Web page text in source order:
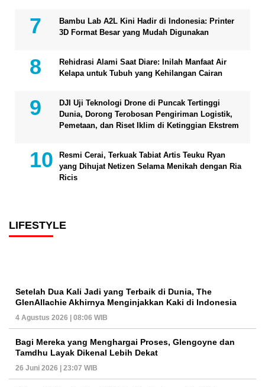
Bambu Lab A2L Kini Hadir di Indonesia: Printer
3D Format Besar yang Mudah Digunakan
Rehidrasi Alami Saat Diare: Inilah Manfaat Air
Kelapa untuk Tubuh yang Kehilangan Cairan
DJI Uji Teknologi Drone di Puncak Tertinggi
Dunia, Dorong Terobosan Pengiriman Logistik,
Pemetaan, dan Riset Iklim di Ketinggian Ekstrem
Resmi Cerai, Terkuak Tabiat Artis Teuku Ryan
yang Dihujat Netizen Selama Menikah dengan Ria
Ricis
LIFESTYLE
Setelah Dua Kali Jadi yang Terbaik di Dunia, The
GlenAllachie Akhirnya Menginjakkan Kaki di Indonesia
4 Agustus 2026 | 08:06 WIB
Bagi Mereka yang Menghargai Proses, Glengoyne dan
Tamdhu Layak Dikenal Lebih Dekat
26 Juni 2026 | 23:07 WIB